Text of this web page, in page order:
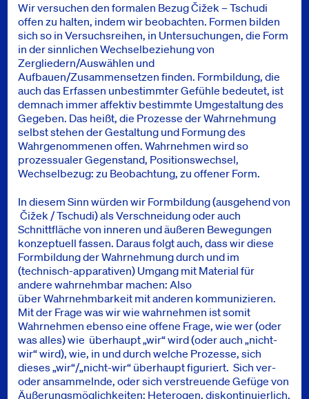
Wir versuchen den formalen Bezug Čižek – Tschudi
offen zu halten, indem wir beobachten. Formen bilden
sich so in Versuchsreihen, in Untersuchungen, die Form
in der sinnlichen Wechselbeziehung von
Zergliedern/Auswählen und
Aufbauen/Zusammensetzen finden. Formbildung, die
auch das Erfassen unbestimmter Gefühle bedeutet, ist
demnach immer affektiv bestimmte Umgestaltung des
Gegeben. Das heißt, die Prozesse der Wahrnehmung
selbst stehen der Gestaltung und Formung des
Wahrgenommenen offen. Wahrnehmen wird so
prozessualer Gegenstand, Positionswechsel,
Wechselbezug: zu Beobachtung, zu offener Form.
In diesem Sinn würden wir Formbildung (ausgehend von
Čižek / Tschudi) als Verschneidung oder auch
Schnittfläche von inneren und äußeren Bewegungen
konzeptuell fassen. Daraus folgt auch, dass wir diese
Formbildung der Wahrnehmung durch und im
(technisch-apparativen) Umgang mit Material für
andere wahrnehmbar machen: Also
über Wahrnehmbarkeit mit anderen kommunizieren.
Mit der Frage was wir wie wahrnehmen ist somit
Wahrnehmen ebenso eine offene Frage, wie wer (oder
was alles) wie überhaupt „wir“ wird (oder auch „nicht-
wir“ wird), wie, in und durch welche Prozesse, sich
dieses „wir“/„nicht-wir“ überhaupt figuriert. Sich ver-
oder ansammelnde, oder sich verstreuende Gefüge von
Äußerungsmöglichkeiten: Heterogen, diskontinuierlich,